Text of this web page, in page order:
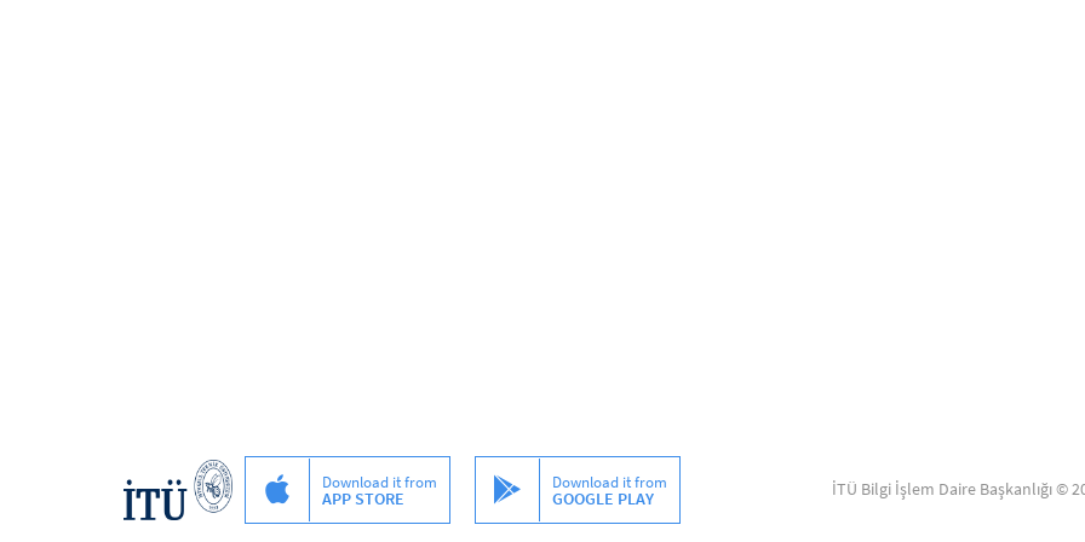
Download it from
APP STORE
Download it from
GOOGLE PLAY İTÜ Bilgi İşlem Daire Başkanlığı ©